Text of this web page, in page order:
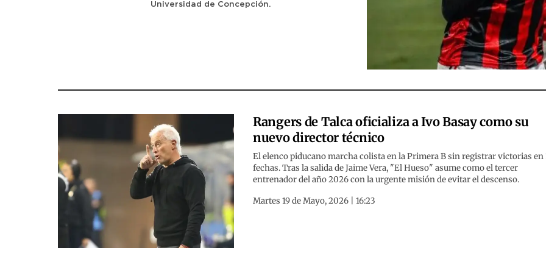
Universidad de Concepción.
Rangers de Talca oficializa a Ivo Basay como su
nuevo director técnico
El elenco piducano marcha colista en la Primera B sin registrar victorias en
fechas. Tras la salida de Jaime Vera, "El Hueso" asume como el tercer
entrenador del año 2026 con la urgente misión de evitar el descenso.
Martes 19 de Mayo, 2026 | 16:23